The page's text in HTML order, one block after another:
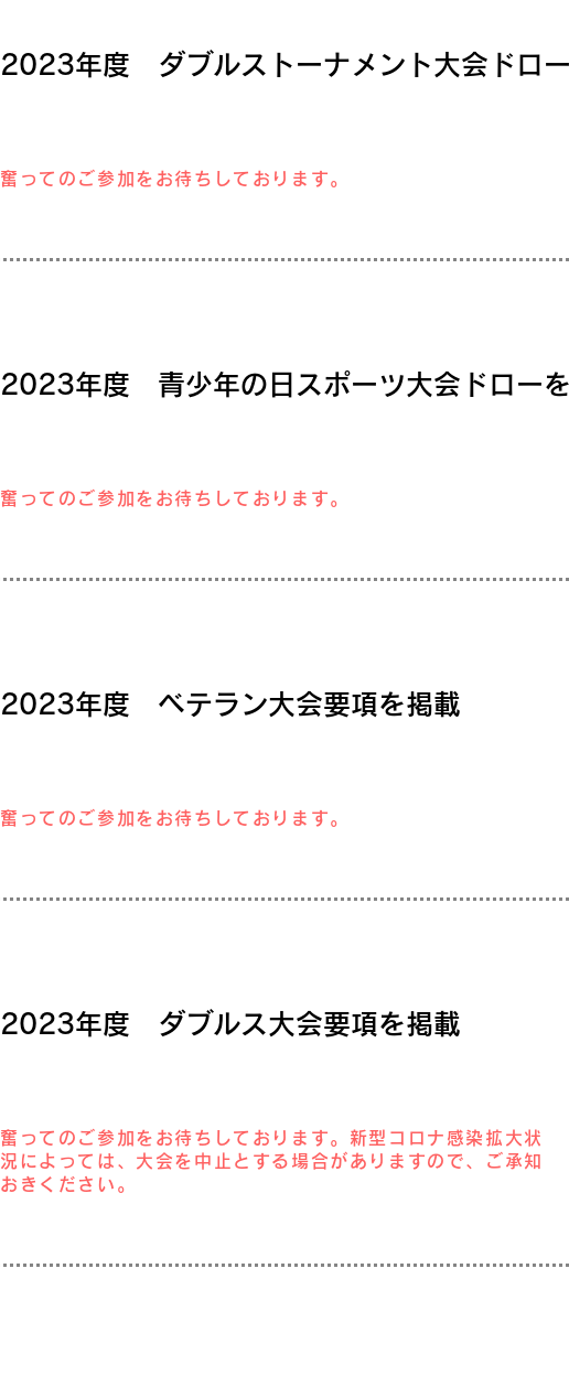
2023年度 ダブルストーナメント大会ドロ
奮ってのご参加をお待ちしております。
2023年度 青少年の日スポーツ大会ドロー
奮ってのご参加をお待ちしております。
2023年度 ベテラン大会要項を掲載
奮ってのご参加をお待ちしております。
2023年度 ダブルス大会要項を掲載
奮ってのご参加をお待ちしております。新型コロナ感染拡大状
況によっては、大会を中止とする場合がありますので、ご承知
おきください。